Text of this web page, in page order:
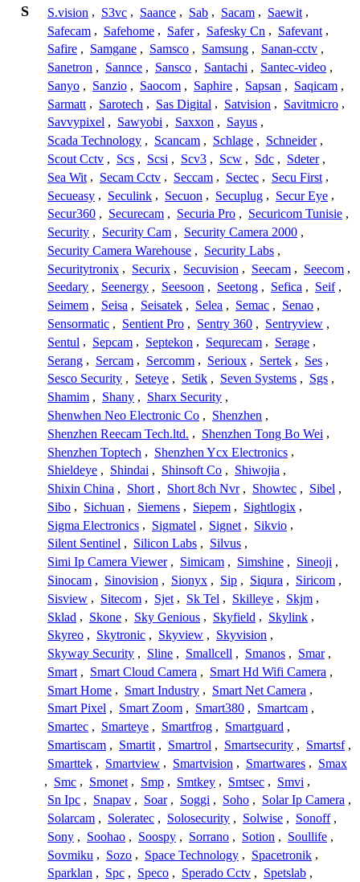
S S.vision , S3vc , Saance , Sab , Sacam , Saewit ,
Safecam , Safehome , Safer , Safesky Cn , Safevant ,
Safire , Samgane , Samsco , Samsung , Sanan-cctv ,
Sanetron , Sannce , Sansco , Santachi , Santec-video ,
Sanyo , Sanzio , Saocom , Saphire , Sapsan , Saqicam ,
Sarmatt , Sarotech , Sas Digital , Satvision , Savitmicro ,
Savvypixel , Sawyobi , Saxxon , Sayus ,
Scada Technology , Scancam , Schlage , Schneider ,
Scout Cctv , Scs , Scsi , Scv3 , Scw , Sdc , Sdeter ,
Sea Wit , Secam Cctv , Seccam , Sectec , Secu First ,
Secueasy , Seculink , Secuon , Secuplug , Secur Eye ,
Secur360 , Securecam , Securia Pro , Securicom Tunisie ,
Security , Security Cam , Security Camera 2000 ,
Security Camera Warehouse , Security Labs ,
Securitytronix , Securix , Secuvision , Seecam , Seecom ,
Seedary , Seenergy , Seesoon , Seetong , Sefica , Seif ,
Seimem , Seisa , Seisatek , Selea , Semac , Senao ,
Sensormatic , Sentient Pro , Sentry 360 , Sentryview ,
Sentul , Sepcam , Septekon , Sequrecam , Serage ,
Serang , Sercam , Sercomm , Serioux , Sertek , Ses ,
Sesco Security , Seteye , Setik , Seven Systems , Sgs ,
Shamim , Shany , Sharx Security ,
Shenwhen Neo Electronic Co , Shenzhen ,
Shenzhen Reecam Tech.ltd. , Shenzhen Tong Bo Wei ,
Shenzhen Toptech , Shenzhen Ycx Electronics ,
Shieldeye , Shindai , Shinsoft Co , Shiwojia ,
Shixin China , Short , Short 8ch Nvr , Showtec , Sibel ,
Sibo , Sichuan , Siemens , Siepem , Sightlogix ,
Sigma Electronics , Sigmatel , Signet , Sikvio ,
Silent Sentinel , Silicon Labs , Silvus ,
Simi Ip Camera Viewer , Simicam , Simshine , Sineoji ,
Sinocam , Sinovision , Sionyx , Sip , Siqura , Siricom ,
Sisview , Sitecom , Sjet , Sk Tel , Skilleye , Skjm ,
Sklad , Skone , Sky Genious , Skyfield , Skylink ,
Skyreo , Skytronic , Skyview , Skyvision ,
Skyway Security , Sline , Smallcell , Smanos , Smar ,
Smart , Smart Cloud Camera , Smart Hd Wifi Camera ,
Smart Home , Smart Industry , Smart Net Camera ,
Smart Pixel , Smart Zoom , Smart380 , Smartcam ,
Smartec , Smarteye , Smartfrog , Smartguard ,
Smartiscam , Smartit , Smartrol , Smartsecurity , Smartsf ,
Smarttek , Smartview , Smartvision , Smartwares , Smax
, Smc , Smonet , Smp , Smtkey , Smtsec , Smvi ,
Sn Ipc , Snapav , Soar , Soggi , Soho , Solar Ip Camera ,
Solarcam , Soleratec , Solosecurity , Solwise , Sonoff ,
Sony , Soohao , Soospy , Sorrano , Sotion , Soullife ,
Sovmiku , Sozo , Space Technology , Spacetronik ,
Sparklan , Spc , Speco , Sperado Cctv , Spetslab ,